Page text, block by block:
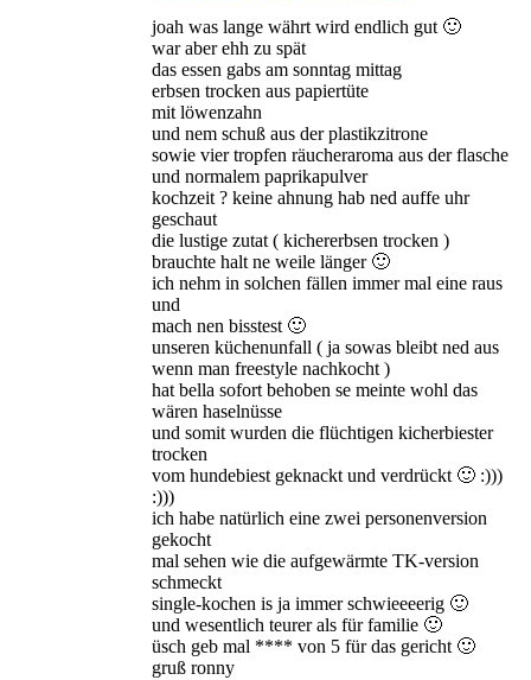
joah was lange währt wird endlich gut 🙂
war aber ehh zu spät
das essen gabs am sonntag mittag
erbsen trocken aus papiertüte
mit löwenzahn
und nem schuß aus der plastikzitrone
sowie vier tropfen räucheraroma aus der flasche
und normalem paprikapulver
kochzeit ? keine ahnung hab ned auffe uhr
geschaut
die lustige zutat ( kichererbsen trocken )
brauchte halt ne weile länger 🙂
ich nehm in solchen fällen immer mal eine raus
und
mach nen bisstest 🙂
unseren küchenunfall ( ja sowas bleibt ned aus
wenn man freestyle nachkocht )
hat bella sofort behoben se meinte wohl das
wären haselnüsse
und somit wurden die flüchtigen kicherbiester
trocken
vom hundebiest geknackt und verdrückt 🙂 :)))
:)))
ich habe natürlich eine zwei personenversion
gekocht
mal sehen wie die aufgewärmte TK-version
schmeckt
single-kochen is ja immer schwieeeerig 🙂
und wesentlich teurer als für familie 🙂
üsch geb mal **** von 5 für das gericht 🙂
gruß ronny